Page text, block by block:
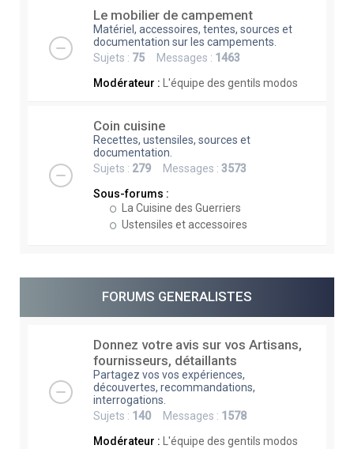
Le mobilier de campement
Matériel, accessoires, tentes, sources et
documentation sur les campements.
Sujets : 75 Messages : 1463
Modérateur :
L'équipe des gentils modos
Coin cuisine
Recettes, ustensiles, sources et
documentation.
Sujets : 279 Messages : 3573
Sous-forums :
La Cuisine des Guerriers
Ustensiles et accessoires
FORUMS GENERALISTES
Donnez votre avis sur vos Artisans,
fournisseurs, détaillants
Partagez vos vos expériences,
découvertes, recommandations,
interrogations.
Sujets : 140 Messages : 1578
Modérateur :
L'équipe des gentils modos